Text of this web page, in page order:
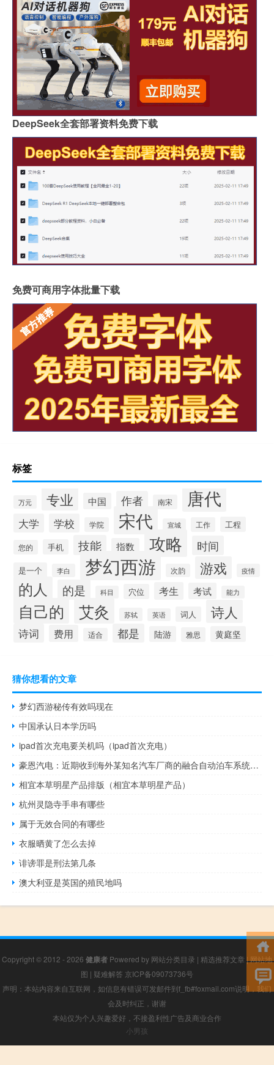
DeepSeek全套部署资料免费下载
免费可商用字体批量下载
标签
万元 专业 中国 作者 南宋 唐代
大学 学校 学院 宋代 宣城 工作 工程
您的 手机 技能 指数 攻略 时间
是一个 李白 梦幻西游 次韵 游戏 疫情
的人 的是 科目 穴位 考生 考试 能力
自己的 艾灸 苏轼 英语 词人 诗人
诗词 费用 适合 都是 陆游 雅思 黄庭坚
猜你想看的文章
梦幻西游秘传有效吗现在
中国承认日本学历吗
ipad首次充电要关机吗（ipad首次充电）
豪恩汽电：近期收到海外某知名汽车厂商的融合自动泊车系统（APS）项目定点
相宜本草明星产品排版（相宜本草明星产品）
杭州灵隐寺手串有哪些
属于无效合同的有哪些
衣服晒黄了怎么去掉
诽谤罪是刑法第几条
澳大利亚是英国的殖民地吗
Copyright © 2012 - 2026 健康者 Powered by 网站分类目录 | 精选推荐文章 |网站地
图 | 疑难解答 京ICP备09073736号
声明：本站内容来自互联网，如信息有错误可发邮件到f_fb#foxmail.com说明，我们
会及时纠正，谢谢
本站仅为个人兴趣爱好，不接盈利性广告及商业合作
小男孩